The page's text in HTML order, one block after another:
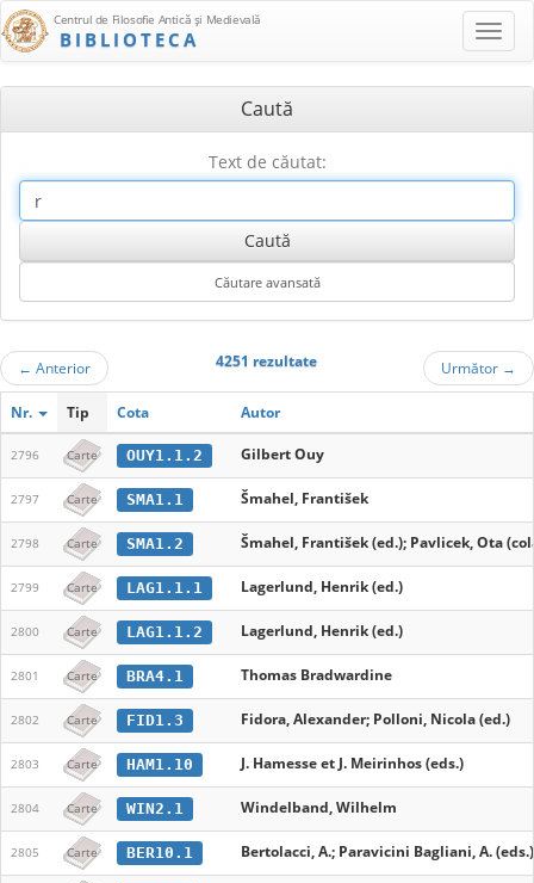
Centrul de Filosofie Antică şi Medievală
BIBLIOTECA
Caută
Text de căutat:
← Anterior 4251 rezultate Următor →
Nr. Tip Cota Autor
2796 Carte OUY1.1.2 Gilbert Ouy
2797 Carte SMA1.1 Šmahel, František
2798 Carte SMA1.2 Šmahel, František (ed.); Pavlicek, Ota
2799 Carte LAG1.1.1 Lagerlund, Henrik (ed.)
2800 Carte LAG1.1.2 Lagerlund, Henrik (ed.)
2801 Carte BRA4.1 Thomas Bradwardine
2802 Carte FID1.3 Fidora, Alexander; Polloni, Nicola (ed.)
2803 Carte HAM1.10 J. Hamesse et J. Meirinhos (eds.)
2804 Carte WIN2.1 Windelband, Wilhelm
2805 Carte BER10.1 Bertolacci, A.; Paravicini Bagliani, A. (eds.)